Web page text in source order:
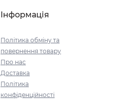
Інформація
Політика обміну та
повернення товару
Про нас
Доставка
Політика
конфіденційності